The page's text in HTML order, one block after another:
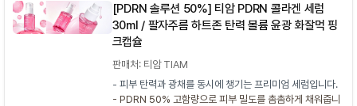
[PDRN 솔루션 50%] 티암 PDRN 콜라겐 세럼
30ml / 팔자주름 하트존 탄력 볼륨 윤광 화잘먹 핑
크캡슐
판매처: 티암 TIAM
- 피부 탄력과 광채를 동시에 챙기는 프리미엄 세럼입니다.
- PDRN 50% 고함량으로 피부 밀도를 촘촘하게 채워줍니